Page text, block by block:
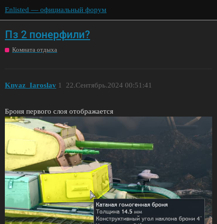
Enlisted — официальный форум
Пз 2 понерфили?
Комната отдыха
Knyaz_Iaroslav 22.Сентябрь.2024 00:51:41
1
Броня первого слоя отображается